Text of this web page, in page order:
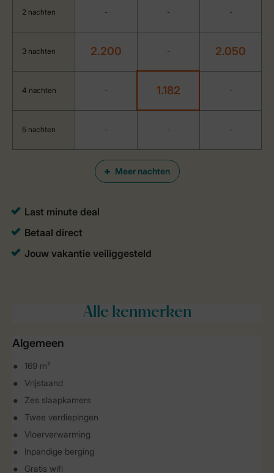
Meer nachten
2 nachten - - -
3 nachten 2.200 - 2.050
4 nachten - 1.182 -
5 nachten - - -
Alle kenmerken
Algemeen
169 m²
Vrijstaand
Zes slaapkamers
Twee verdiepingen
Vloerverwarming
Inpandige berging
Gratis wifi